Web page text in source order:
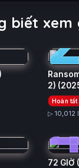
biết xem
2)
Hoàn
▷ 10,012
72 GIỜ